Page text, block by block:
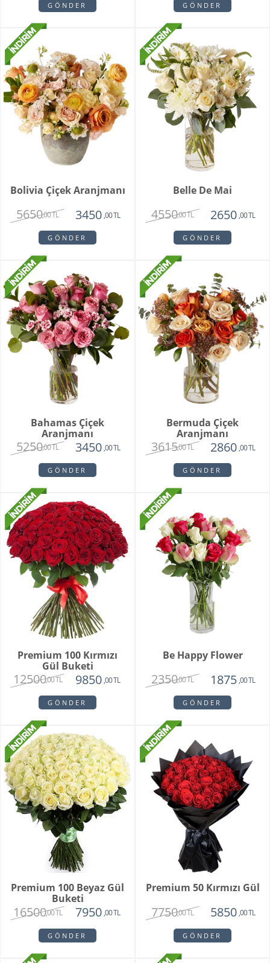
GÖNDER GÖNDER
Bolivia Çiçek Aranjmanı
5650,00 TL 3450 ,00 TL
GÖNDER
Belle De Mai
4550,00 TL 2650 ,00 TL
GÖNDER
Bahamas Çiçek
Aranjmanı
5250,00 TL 3450 ,00 TL
GÖNDER
Bermuda Çiçek
Aranjmanı
3615,00 TL 2860 ,00 TL
GÖNDER
Premium 100 Kırmızı
Gül Buketi
12500,00 TL 9850 ,00 TL
GÖNDER
Be Happy Flower
2350,00 TL 1875 ,00 TL
GÖNDER
Premium 100 Beyaz Gül
Buketi
16500,00 TL 7950 ,00 TL
GÖNDER
Premium 50 Kırmızı Gül
7750,00 TL 5850 ,00 TL
GÖNDER